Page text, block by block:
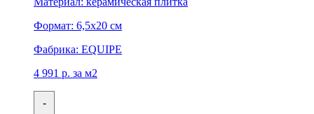
Формат: 6,5x20 см
Фабрика: EQUIPE
4 991 р. за м2
-